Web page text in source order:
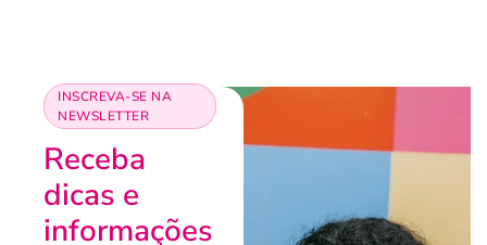
INSCREVA-SE NA
NEWSLETTER
Receba
dicas e
informações